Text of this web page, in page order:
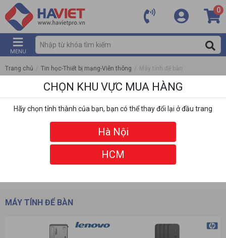
0
MENU
Trang chủ / Tin học-Thiết bị mạng-Viễn thông / Máy tính để bàn
MÁY TÍNH ĐỂ BÀN
CHỌN KHU VỰC MUA HÀNG
Hãy chọn tỉnh thành của bạn, bạn có thể thay đổi lại ở đầu trang
Hà Nội
HCM